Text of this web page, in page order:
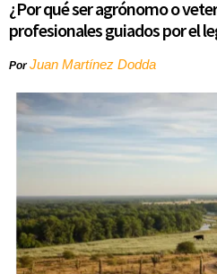
¿Por qué ser agrónomo o
profesionales guiados por el
PorJuan Martínez Dodda